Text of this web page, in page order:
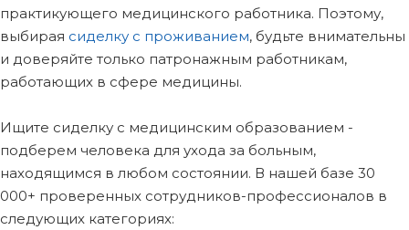
практикующего медицинского работника. Поэтому,
выбирая сиделку с проживанием, будьте внимательны
и доверяйте только патронажным работникам,
работающих в сфере медицины.
Ищите сиделку с медицинским образованием -
подберем человека для ухода за больным,
находящимся в любом состоянии. В нашей базе 30
000+ проверенных сотрудников-профессионалов в
следующих категориях: